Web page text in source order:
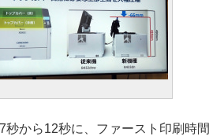
から12秒に、ファースト印刷時間